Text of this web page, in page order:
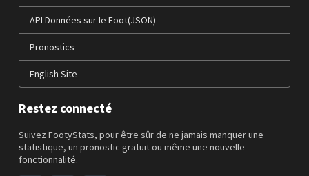
API Données sur le Foot(JSON)
Pronostics
English Site
Restez connecté
Suivez FootyStats, pour être sûr de ne jamais manquer une
statistique, un pronostic gratuit ou même une nouvelle
fonctionnalité.